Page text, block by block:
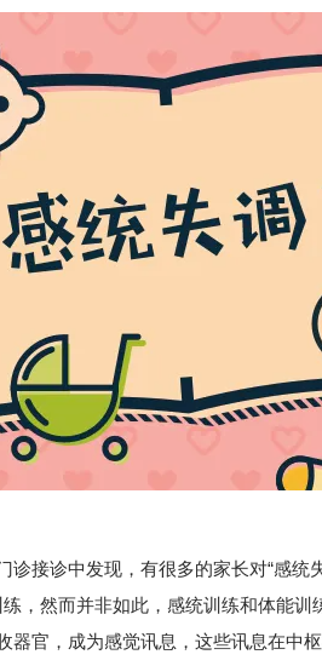
接诊中发现，有很多的家长对“感统
，然而并非如此，感统训练和体能训
官，成为感觉讯息，这些讯息在中